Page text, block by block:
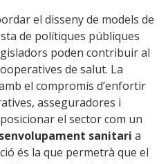
el disseny de models de
de polítiques públiques
poden contribuir al
de salut. La
el compromís d’enfortir
asseguradores i
el sector com un
sanitari a
és la que permetrà que el